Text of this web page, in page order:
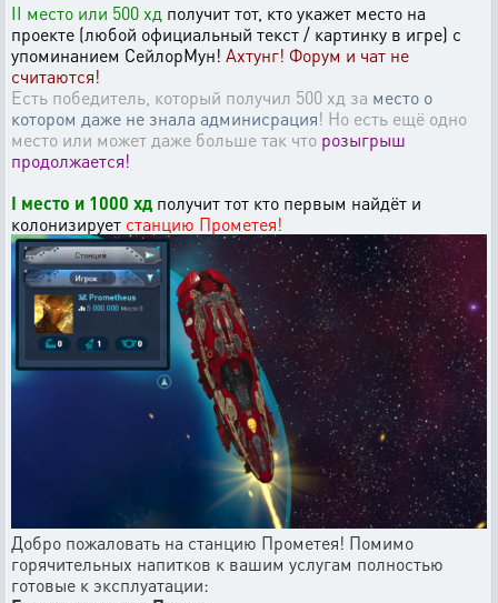
II место или 500 хд получит тот, кто укажет место на
проекте (любой официальный текст / картинку в игре) с
упоминанием СейлорМун! Ахтунг! Форум и чат не
считаются!
Есть победитель, который получил 500 хд за место о
котором даже не знала админисрация! Но есть ещё одно
место или может даже больше так что розыгрыш
продолжается!
I место и 1000 хд получит тот кто первым найдёт и
колонизирует станцию Прометея!
Добро пожаловать на станцию Прометея! Помимо
горячительных напитков к вашим услугам полностью
готовые к эксплуатации: